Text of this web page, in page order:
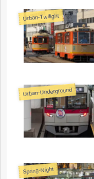
Urban-Twilight
Urban-Underground
Spring-Night